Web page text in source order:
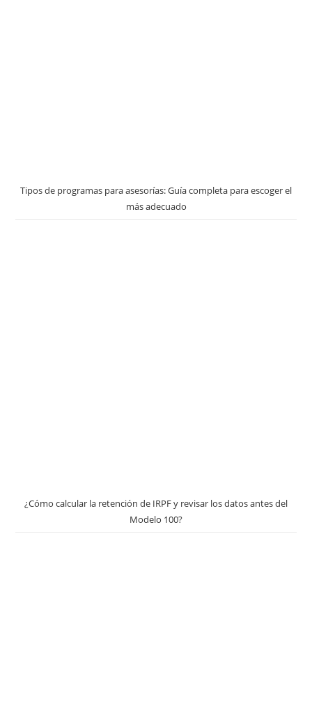
Tipos de programas para asesorías: Guía completa para escoger el
más adecuado
¿Cómo calcular la retención de IRPF y revisar los datos antes del
Modelo 100?